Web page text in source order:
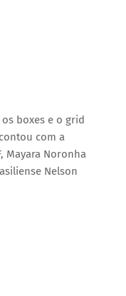
boxes e o grid
com a
Mayara Noronha
Nelson